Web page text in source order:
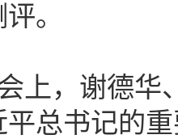
。
，谢德华
总书记的